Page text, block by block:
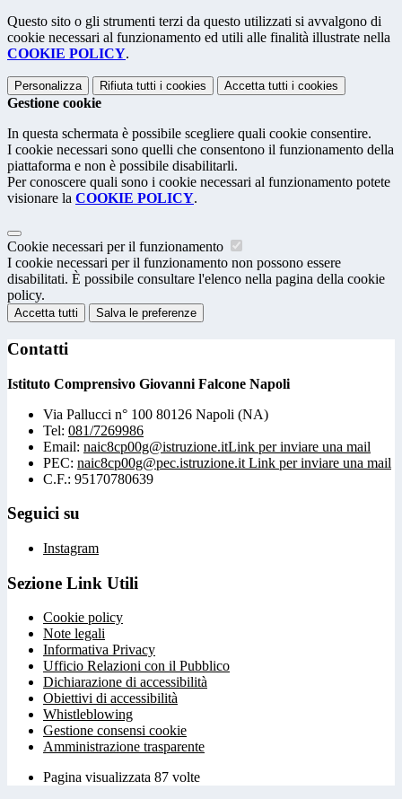
Questo sito o gli strumenti terzi da questo utilizzati si avvalgono di
cookie necessari al funzionamento ed utili alle finalità illustrate nella
COOKIE POLICY.
Personalizza Rifiuta tutti i cookies Accetta tutti i cookies
Gestione cookie
In questa schermata è possibile scegliere quali cookie consentire.
I cookie necessari sono quelli che consentono il funzionamento della
piattaforma e non è possibile disabilitarli.
Per conoscere quali sono i cookie necessari al funzionamento potete
visionare la COOKIE POLICY.
Cookie necessari per il funzionamento
I cookie necessari per il funzionamento non possono essere
disabilitati. È possibile consultare l'elenco nella pagina della cookie
policy.
Accetta tutti Salva le preferenze
Contatti
Istituto Comprensivo Giovanni Falcone Napoli
Via Pallucci n° 100 80126 Napoli (NA)
Tel: 081/7269986
Email: naic8cp00g@istruzione.itLink per inviare una mail
PEC: naic8cp00g@pec.istruzione.it Link per inviare una mail
C.F.: 95170780639
Seguici su
Instagram
Sezione Link Utili
Cookie policy
Note legali
Informativa Privacy
Ufficio Relazioni con il Pubblico
Dichiarazione di accessibilità
Obiettivi di accessibilità
Whistleblowing
Gestione consensi cookie
Amministrazione trasparente
Pagina visualizzata 87 volte